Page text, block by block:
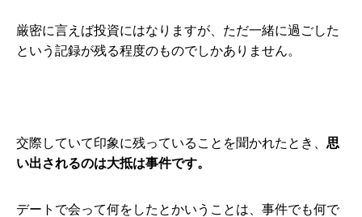
厳密に言えば投資にはなりますが、ただ一緒に過ごした
という記録が残る程度のものでしかありません。
交際していて印象に残っていることを聞かれたとき、 思
い出されるのは大抵は事件です。
デートで会って何をしたとかいうことは、事件でも何で